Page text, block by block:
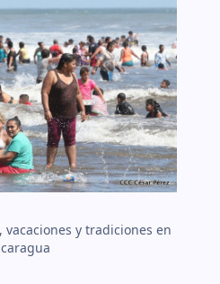
vacaciones y tradiciones en